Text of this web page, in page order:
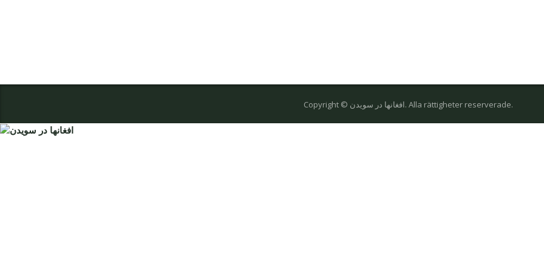
Copyright © افغانها در سویدن. Alla rättigheter reserverade.